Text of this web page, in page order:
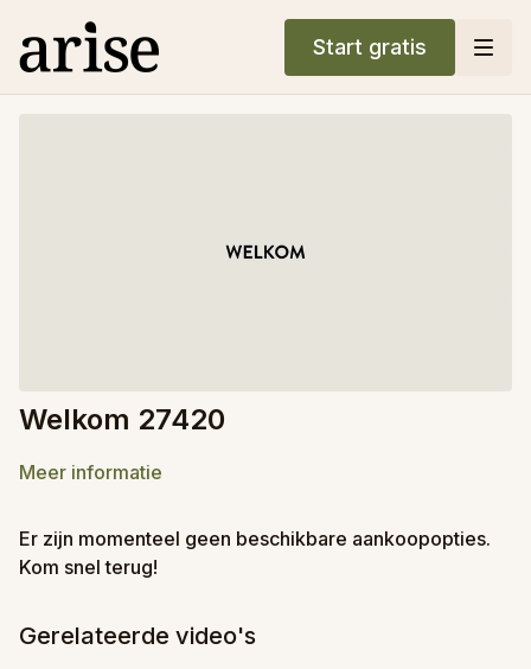
Start gratis
Welkom 27420
Meer informatie
Er zijn momenteel geen beschikbare aankoopopties.
Kom snel terug!
Gerelateerde video's